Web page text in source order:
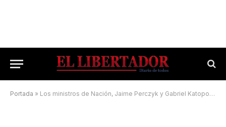
Portada » Los ministros de Nación, Jaime Perczyk y Gabriel Katopodis llegan a Corrientes